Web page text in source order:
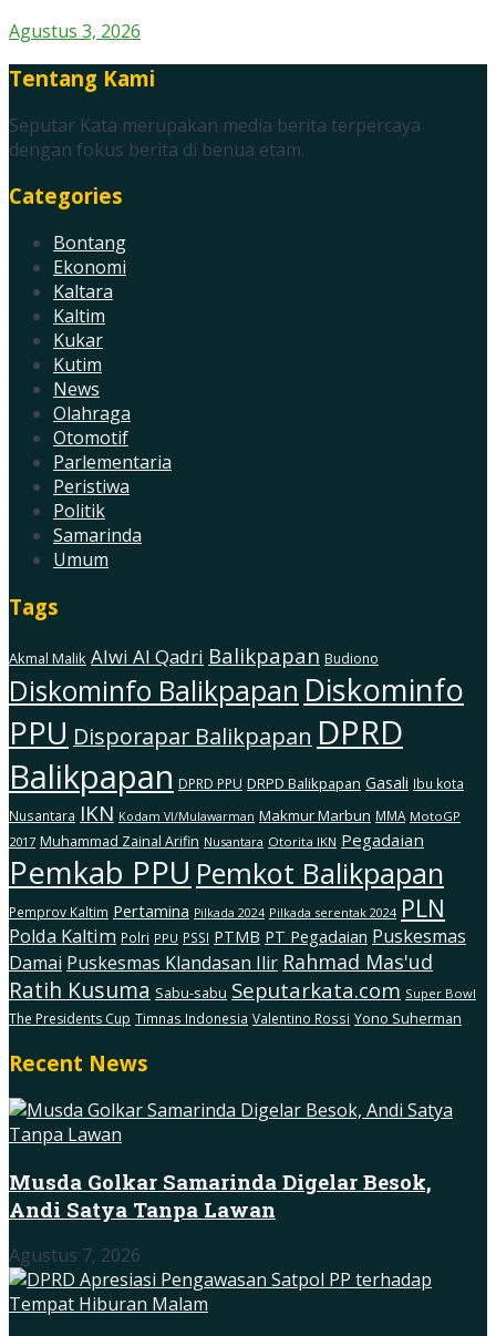
Agustus 3, 2026
Tentang Kami
Seputar Kata merupakan media berita terpercaya
dengan fokus berita di benua etam.
Categories
Bontang
Ekonomi
Kaltara
Kaltim
Kukar
Kutim
News
Olahraga
Otomotif
Parlementaria
Peristiwa
Politik
Samarinda
Umum
Tags
Akmal Malik Alwi Al Qadri Balikpapan Budiono
Diskominfo Balikpapan Diskominfo
PPU Disporapar Balikpapan DPRD
Balikpapan DPRD PPU DRPD Balikpapan Gasali Ibu kota
Nusantara IKN Kodam Vl/Mulawarman Makmur Marbun MMA MotoGP
2017 Muhammad Zainal Arifin Nusantara Otorita IKN Pegadaian
Pemkab PPU Pemkot Balikpapan
Pemprov Kaltim Pertamina Pilkada 2024 Pilkada serentak 2024 PLN
Polda Kaltim Polri PPU PSSI PTMB PT Pegadaian Puskesmas
Damai Puskesmas Klandasan Ilir Rahmad Mas'ud
Ratih Kusuma Sabu-sabu Seputarkata.com Super Bowl
The Presidents Cup Timnas Indonesia Valentino Rossi Yono Suherman
Recent News
Musda Golkar Samarinda Digelar Besok,
Andi Satya Tanpa Lawan
Agustus 7, 2026